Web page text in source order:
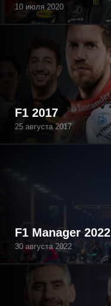
10 июля 2020
F1 2017
25 августа 2017
F1 Manager 2022
30 августа 2022